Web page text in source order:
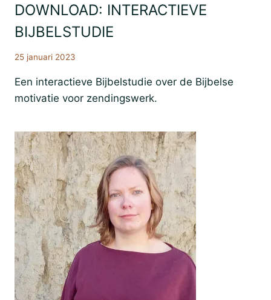
Bijbestudie
Zending
DOWNLOAD: INTERACTIEVE
BIJBELSTUDIE
25 januari 2023
Een interactieve Bijbelstudie over de Bijbelse
motivatie voor zendingswerk.